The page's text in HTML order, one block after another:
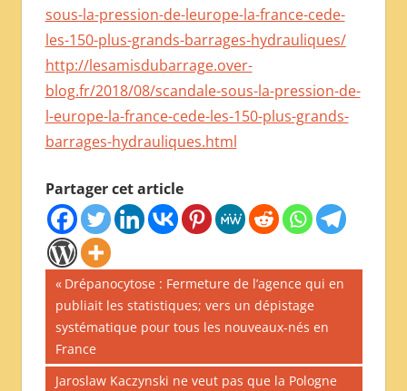
sous-la-pression-de-leurope-la-france-cede-
les-150-plus-grands-barrages-hydrauliques/
http://lesamisdubarrage.over-
blog.fr/2018/08/scandale-sous-la-pression-de-
l-europe-la-france-cede-les-150-plus-grands-
barrages-hydrauliques.html
Partager cet article
Navigation
de
l’article
Publication
précédente :
Drépanocytose : Fermeture de l’agence qui en
publiait les statistiques; vers un dépistage
systématique pour tous les nouveaux-nés en
France
Publication
Jaroslaw Kaczynski ne veut pas que la Pologne